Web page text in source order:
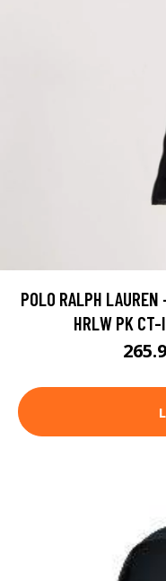
POLO RALPH
HRLW PK